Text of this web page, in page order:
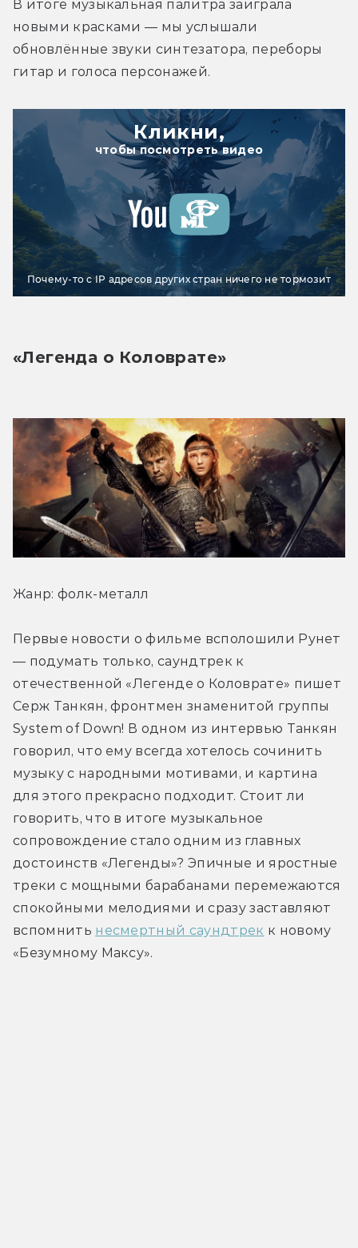
В итоге музыкальная палитра заиграла
новыми красками — мы услышали
обновлённые звуки синтезатора, переборы
гитар и голоса персонажей.
Кликни,
чтобы посмотреть видео
Почему-то с IP адресов других стран ничего не тормозит
«Легенда о Коловрате»
Жанр: фолк-металл
Первые новости о фильме всполошили Рунет
— подумать только, саундтрек к
отечественной «Легенде о Коловрате» пишет
Серж Танкян, фронтмен знаменитой группы
System of Down! В одном из интервью Танкян
говорил, что ему всегда хотелось сочинить
музыку с народными мотивами, и картина
для этого прекрасно подходит. Стоит ли
говорить, что в итоге музыкальное
сопровождение стало одним из главных
достоинств «Легенды»? Эпичные и яростные
треки с мощными барабанами перемежаются
спокойными мелодиями и сразу заставляют
вспомнить несмертный саундтрек к новому
«Безумному Максу».